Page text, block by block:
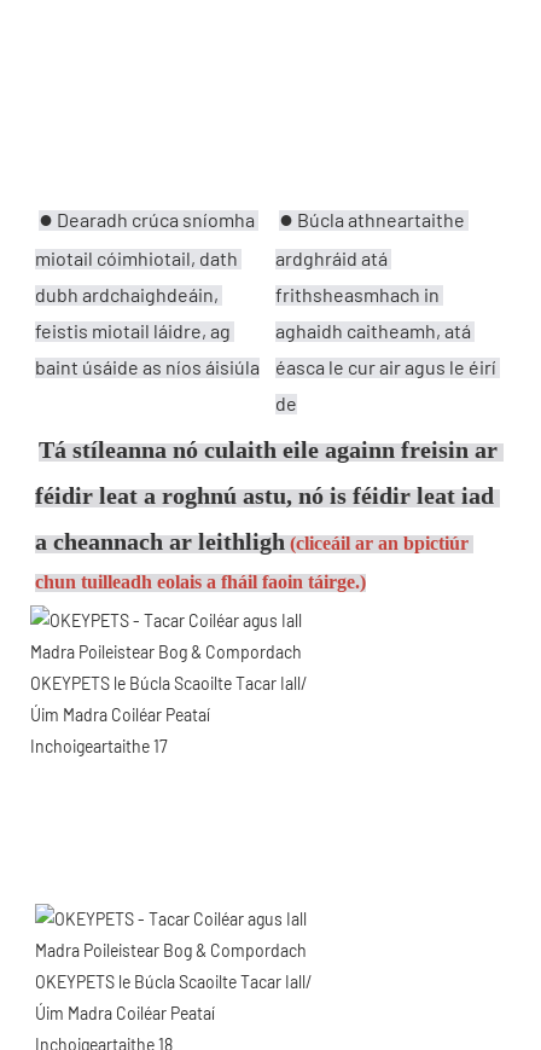
● Dearadh crúca sníomha
miotail cóimhiotail, dath
dubh ardchaighdeáin,
feistis miotail láidre, ag
baint úsáide as níos áisiúla
● Búcla athneartaithe
ardghráid atá
frithsheasmhach in
aghaidh caitheamh, atá
éasca le cur air agus le éirí
de
Tá stíleanna nó culaith eile againn freisin ar
féidir leat a roghnú astu, nó is féidir leat iad
a cheannach ar leithligh (cliceáil ar an bpictiúr
chun tuilleadh eolais a fháil faoin táirge.)